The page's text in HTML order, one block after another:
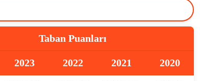
Taban Puanları
2023 2022 2021 2020